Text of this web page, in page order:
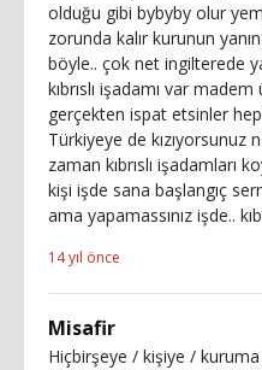
olduğu gibi bybyby olur
zorunda kalır kurunun
böyle.. çok net ingilterede
kıbrıslı işadamı var
gerçekten ispat etsinler
Türkiyeye de kızıyorsunuz
zaman kıbrıslı işadamları
kişi işde sana başlangıç
ama yapamassınız işde..
14 yıl önce
Misafir
Hiçbirşeye / kişiye /